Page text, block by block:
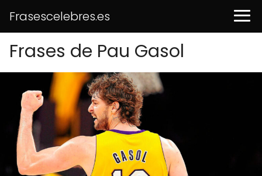
Frasescelebres.es
Frases de Pau Gasol